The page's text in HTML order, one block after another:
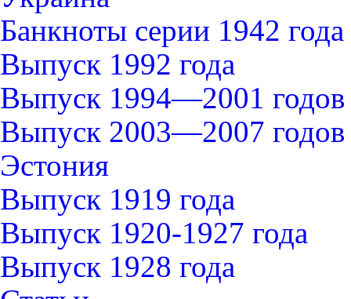
Банкноты серии 1942 года
Выпуск 1992 года
Выпуск 1994—2001 годов
Выпуск 2003—2007 годов
Эстония
Выпуск 1919 года
Выпуск 1920-1927 года
Выпуск 1928 года